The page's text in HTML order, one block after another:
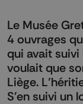
Le Musée
4 ouvrages
qui avait
voulait que
Liège.
S'en suivi un